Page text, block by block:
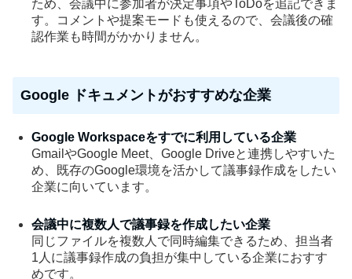
ため、会議中に参加者が決定事項やToDoを追記できま
す。コメントや提案モードも使えるので、会議後の確
認作業も時間がかかりません。
Google ドキュメントがおすすめな企業
Google Workspaceをすでに利用している企業
GmailやGoogle Meet、Google Driveと連携しやすいた
め、既存のGoogle環境を活かして議事録作成をしたい
企業に向いています。
会議中に複数人で議事録を作成したい企業
同じファイルを複数人で同時編集できるため、担当者
1人に議事録作成の負担が集中している企業におすす
めです。